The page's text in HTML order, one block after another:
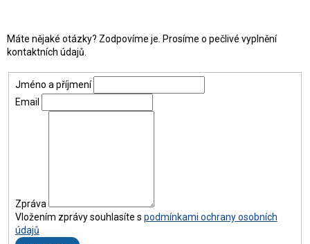
Máte nějaké otázky? Zodpovíme je. Prosíme o pečlivé vyplnění
kontaktních údajů.
Jméno a příjmení
Email
Zpráva
Vložením zprávy souhlasíte s podmínkami ochrany osobních
údajů